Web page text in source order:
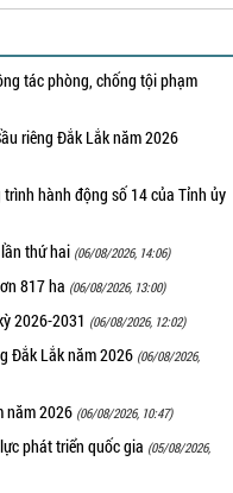
tác phòng, chống tội phạm
riêng Đắk Lắk năm 2026
hành động số 14 của Tỉnh ủy
thứ hai (06/08/2026, 14:06)
817 ha (06/08/2026, 13:00)
2026-2031 (06/08/2026, 12:02)
Đắk Lắk năm 2026 (06/08/2026,
năm 2026 (06/08/2026, 10:47)
phát triển quốc gia (05/08/2026,